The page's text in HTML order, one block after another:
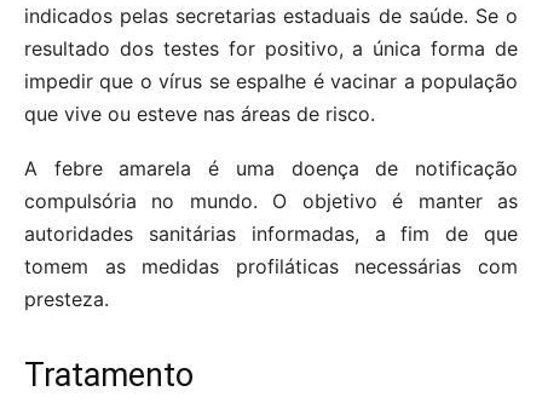
indicados pelas secretarias estaduais de saúde. Se o
resultado dos testes for positivo, a única forma de
impedir que o vírus se espalhe é vacinar a população
que vive ou esteve nas áreas de risco.
A febre amarela é uma doença de notificação
compulsória no mundo. O objetivo é manter as
autoridades sanitárias informadas, a fim de que
tomem as medidas profiláticas necessárias com
presteza.
Tratamento